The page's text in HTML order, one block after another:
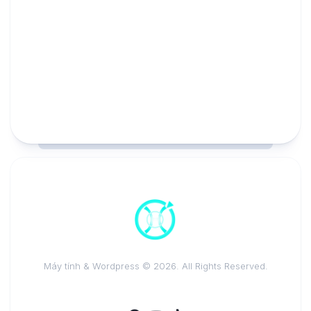
Máy tính & Wordpress © 2026. All Rights Reserved.